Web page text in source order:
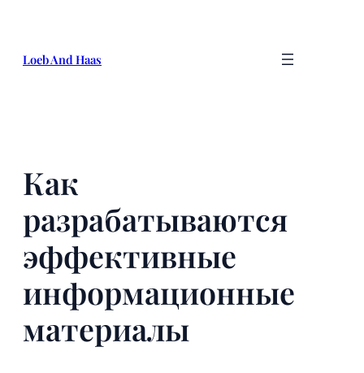
content
Loeb And Haas
Как
разрабатываются
эффективные
информационные
материалы